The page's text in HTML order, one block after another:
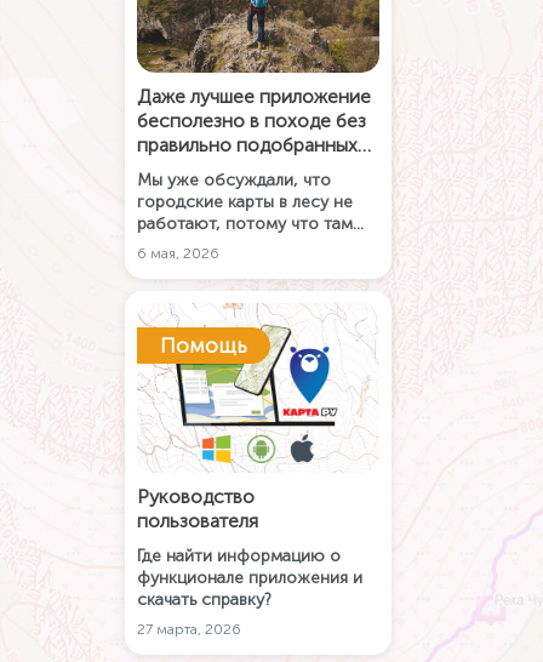
простого человеческого
желания понять, почему одно
место работает, а соседнее
нет.
Даже лучшее приложение
бесполезно в походе без
правильно подобранных
карт
Мы уже обсуждали, что
городские карты в лесу не
работают, потому что там
нет троп, рельефа и они
предположим, вы скачали
офлайн-карту. И тут
возникает вопрос: а хватит ли
её одной?
6 мая, 2026
Помощь
Руководство
пользователя
Где найти информацию о
функционале приложения и
скачать справку?
27 марта, 2026